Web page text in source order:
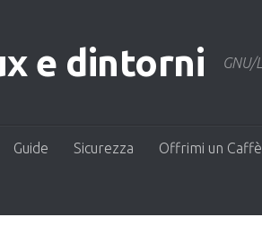
e dintorni GNU/
Guide Sicurezza Offrimi un